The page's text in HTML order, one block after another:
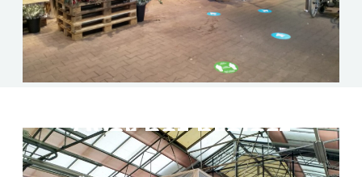
Over het project
Entree verbouwing Intratuin IJsselstein. Er is een